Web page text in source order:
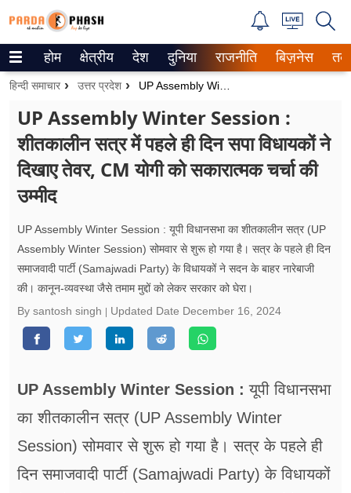
Trending on Google News
वेब स्टोरीज
उत्तर प्रदेश
वीडियो
रिलेशनशिप
जीवन मंत्रा
सेहत
जॉब्स
होम क्षेत्रीय देश दुनिया राजनीति बिज़नेस
हिन्दी समाचार उत्तर प्रदेश
UP Assembly Winter Session :
शीतकालीन सत्र में पहले ही दिन सपा विधायकों ने
दिखाए तेवर, CM योगी को सकारात्‍मक चर्चा की
उम्‍मीद
UP Assembly Winter Session : यूपी विधानसभा का शीतकालीन सत्र (UP
Assembly Winter Session) सोमवार से शुरू हो गया है। सत्र के पहले ही दिन
समाजवादी पार्टी (Samajwadi Party) के विधायकों ने सदन के बाहर नारेबाजी
की। कानून-व्यवस्था जैसे तमाम मुद्दों को लेकर सरकार को घेरा।
By santosh singh
Updated Date December 16, 2024
UP Assembly Winter Session : यूपी विधानसभा
का शीतकालीन सत्र (UP Assembly Winter
Session) सोमवार से शुरू हो गया है। सत्र के पहले ही
दिन समाजवादी पार्टी (Samajwadi Party) के विधायकों